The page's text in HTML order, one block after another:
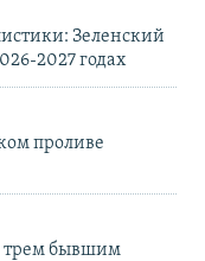
Зеленский
2027 годах
проливе
трем бывшим